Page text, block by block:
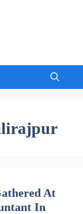
At
In